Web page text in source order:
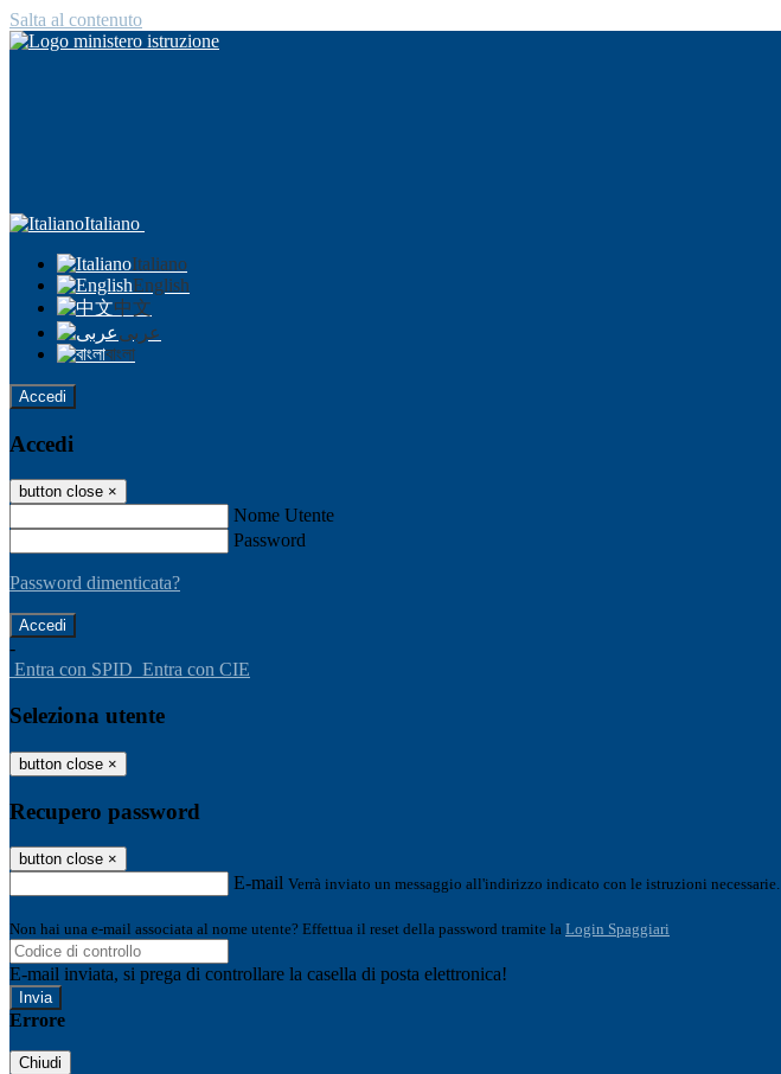
Salta al contenuto
Italiano
Italiano
English
中文
عربى
বাংলা
Accedi
Accedi
button close ×
Nome Utente
Password
Password dimenticata?
-
Entra con SPID Entra con CIE
Seleziona utente
button close ×
Recupero password
button close ×
E-mail Verrà inviato un messaggio all'indirizzo indicato con le istruzioni necessarie.
Non hai una e-mail associata al nome utente? Effettua il reset della password tramite la Login Spaggiari
E-mail inviata, si prega di controllare la casella di posta elettronica!
Errore
Chiudi